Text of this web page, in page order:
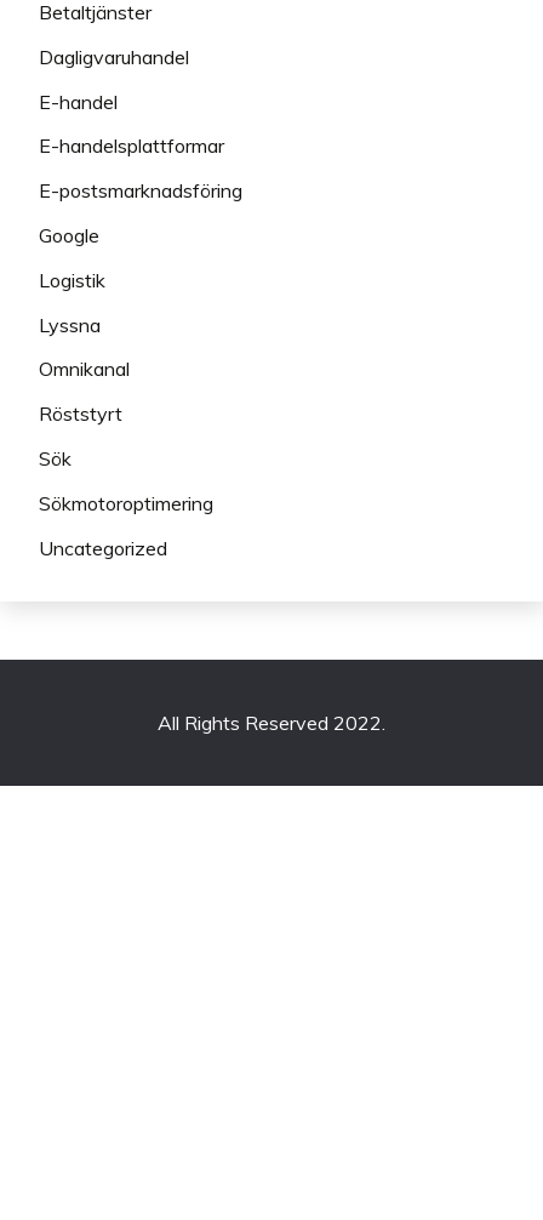
Betaltjänster
Dagligvaruhandel
E-handel
E-handelsplattformar
E-postsmarknadsföring
Google
Logistik
Lyssna
Omnikanal
Röststyrt
Sök
Sökmotoroptimering
Uncategorized
All Rights Reserved 2022.